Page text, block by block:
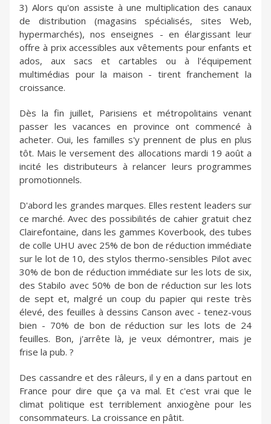
3) Alors qu'on assiste à une multiplication des canaux
de distribution (magasins spécialisés, sites Web,
hypermarchés), nos enseignes - en élargissant leur
offre à prix accessibles aux vêtements pour enfants et
ados, aux sacs et cartables ou à l'équipement
multimédias pour la maison - tirent franchement la
croissance.
Dès la fin juillet, Parisiens et métropolitains venant
passer les vacances en province ont commencé à
acheter. Oui, les familles s'y prennent de plus en plus
tôt. Mais le versement des allocations mardi 19 août a
incité les distributeurs à relancer leurs programmes
promotionnels.
D'abord les grandes marques. Elles restent leaders sur
ce marché. Avec des possibilités de cahier gratuit chez
Clairefontaine, dans les gammes Koverbook, des tubes
de colle UHU avec 25% de bon de réduction immédiate
sur le lot de 10, des stylos thermo-sensibles Pilot avec
30% de bon de réduction immédiate sur les lots de six,
des Stabilo avec 50% de bon de réduction sur les lots
de sept et, malgré un coup du papier qui reste très
élevé, des feuilles à dessins Canson avec - tenez-vous
bien - 70% de bon de réduction sur les lots de 24
feuilles. Bon, j'arrête là, je veux démontrer, mais je
frise la pub. ?
Des cassandre et des râleurs, il y en a dans partout en
France pour dire que ça va mal. Et c'est vrai que le
climat politique est terriblement anxiogène pour les
consommateurs. La croissance en pâtit.